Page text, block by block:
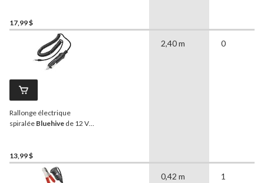
17,99 $
Rallonge électrique
spiralée Bluehive de 12 V
13,99 $
2,40 m 0
0,42 m 1